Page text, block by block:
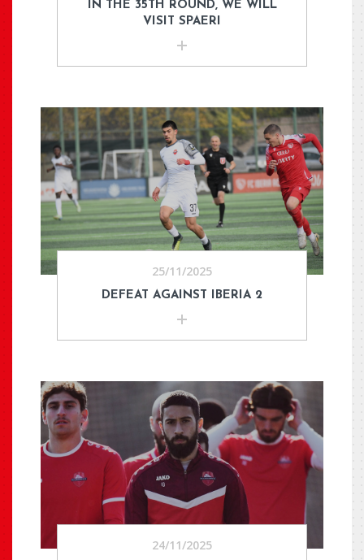
IN THE 35TH ROUND, WE WILL
VISIT SPAERI
25/11/2025
DEFEAT AGAINST IBERIA 2
24/11/2025